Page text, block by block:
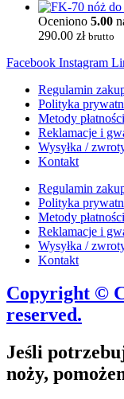
Oceniono 5.00
290.00 zł brutto
Facebook Instagram
Regulamin
Polityka
Metody płatności
Reklamacje i
Wysyłka /
Kontakt
Regulamin
Polityka
Metody płatności
Reklamacje i
Wysyłka /
Kontakt
Copyright ©
reserved.
Jeśli
noży,